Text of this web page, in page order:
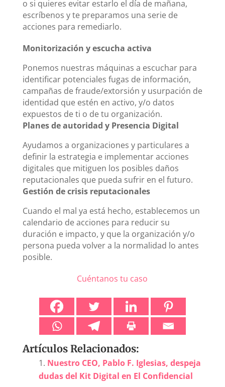
o si quieres evitar estarlo el día de mañana,
escríbenos y te preparamos una serie de
acciones para remediarlo.
Monitorización y escucha activa
Ponemos nuestras máquinas a escuchar para
identificar potenciales fugas de información,
campañas de fraude/extorsión y usurpación de
identidad que estén en activo, y/o datos
expuestos de ti o de tu organización.
Planes de autoridad y Presencia Digital
Ayudamos a organizaciones y particulares a
definir la estrategia e implementar acciones
digitales que mitiguen los posibles daños
reputacionales que pueda sufrir en el futuro.
Gestión de crisis reputacionales
Cuando el mal ya está hecho, establecemos un
calendario de acciones para reducir su
duración e impacto, y que la organización y/o
persona pueda volver a la normalidad lo antes
posible.
Cuéntanos tu caso
Artículos Relacionados:
Nuestro CEO, Pablo F. Iglesias, despeja
dudas del Kit Digital en El Confidencial